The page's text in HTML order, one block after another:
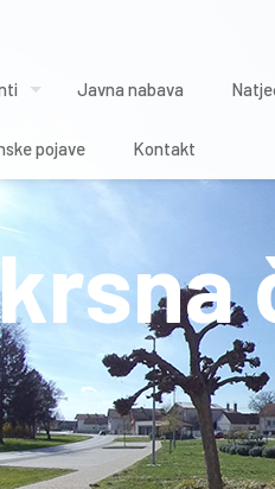
Javna nabava
pojave Kontakt